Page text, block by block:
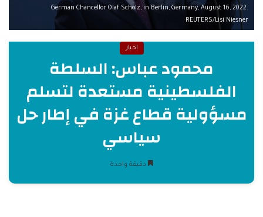
German Chancellor Olaf Scholz, in Berlin, Germany, August 16, 2022.
REUTERS/Lisi Niesner
اخبار
محمود عباس: السلطة
الفلسطينية مستعدة لتسلم
مسؤولية قطاع غزة في إطار حل
سياسي
دقيقة واحدة